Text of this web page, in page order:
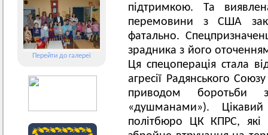
Перейти до галереї
підтримкою. Та
перемовини з США
фатально.
зрадника з його
Ця спецоперація стала
агресії Радянського
приводом боротьби
«душманами»).
політбюро ЦК КПРС, які